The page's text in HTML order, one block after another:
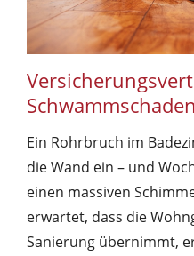
Ein Rohrbruch im
die Wand ein – und
einen massiven
erwartet, dass die
Sanierung übernimmt,